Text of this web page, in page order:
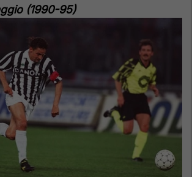
(1990-95)